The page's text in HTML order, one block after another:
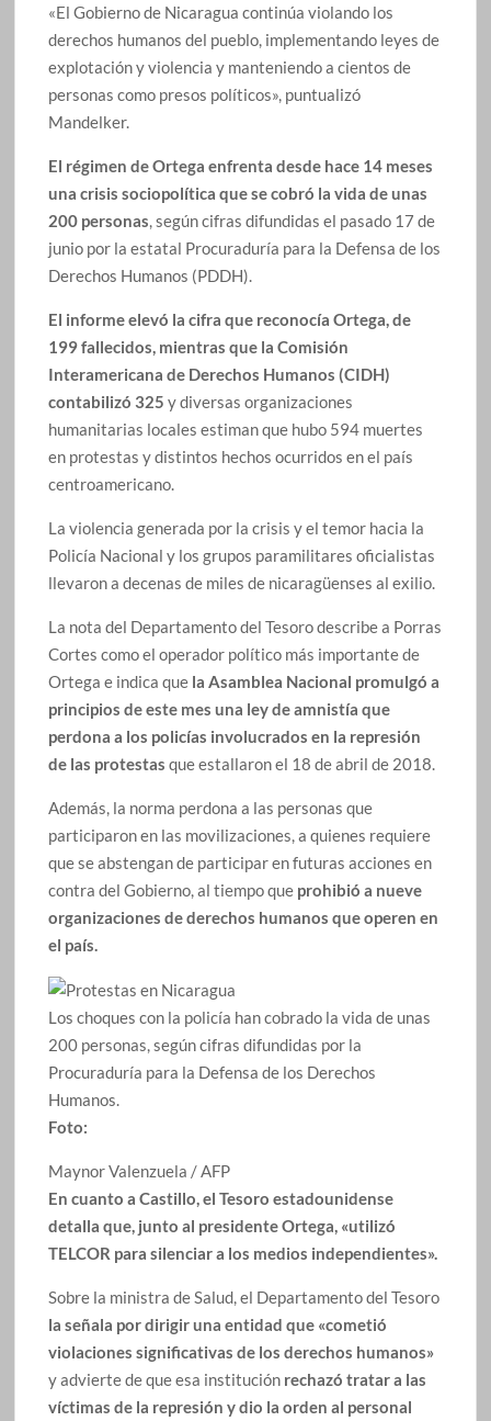
«El Gobierno de Nicaragua continúa violando los
derechos humanos del pueblo, implementando leyes de
explotación y violencia y manteniendo a cientos de
personas como presos políticos», puntualizó
Mandelker.
El régimen de Ortega enfrenta desde hace 14 meses
una crisis sociopolítica que se cobró la vida de unas
200 personas , según cifras difundidas el pasado 17 de
junio por la estatal Procuraduría para la Defensa de los
Derechos Humanos (PDDH).
El informe elevó la cifra que reconocía Ortega, de
199 fallecidos, mientras que la Comisión
Interamericana de Derechos Humanos (CIDH)
contabilizó 325 y diversas organizaciones
humanitarias locales estiman que hubo 594 muertes
en protestas y distintos hechos ocurridos en el país
centroamericano.
La violencia generada por la crisis y el temor hacia la
Policía Nacional y los grupos paramilitares oficialistas
llevaron a decenas de miles de nicaragüenses al exilio.
La nota del Departamento del Tesoro describe a Porras
Cortes como el operador político más importante de
Ortega e indica que la Asamblea Nacional promulgó a
principios de este mes una ley de amnistía que
perdona a los policías involucrados en la represión
de las protestas que estallaron el 18 de abril de 2018.
Además, la norma perdona a las personas que
participaron en las movilizaciones, a quienes requiere
que se abstengan de participar en futuras acciones en
contra del Gobierno, al tiempo que prohibió a nueve
organizaciones de derechos humanos que operen en
el país.
Los choques con la policía han cobrado la vida de unas
200 personas, según cifras difundidas por la
Procuraduría para la Defensa de los Derechos
Humanos.
Foto:
Maynor Valenzuela / AFP
En cuanto a Castillo, el Tesoro estadounidense
detalla que, junto al presidente Ortega, «utilizó
TELCOR para silenciar a los medios independientes».
Sobre la ministra de Salud, el Departamento del Tesoro
la señala por dirigir una entidad que «cometió
violaciones significativas de los derechos humanos»
y advierte de que esa institución rechazó tratar a las
víctimas de la represión y dio la orden al personal